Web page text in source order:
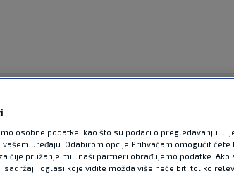
OGLAS
osobne podatke, kao što su podaci o pregledavanju ili
uređaju. Odabirom opcije Prihvaćam omogućit ćete
čije pružanje mi i naši partneri obrađujemo podatke. Ako
sadržaj i oglasi koje vidite možda više neće biti toliko